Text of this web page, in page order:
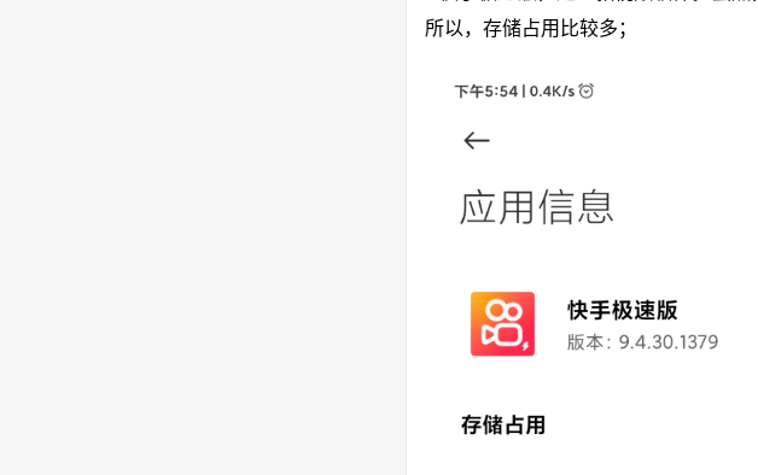
所以，存储占用比较多；